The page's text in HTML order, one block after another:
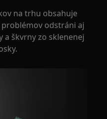
na trhu obsahuje
odstráni aj
a škvrny zo sklenenej